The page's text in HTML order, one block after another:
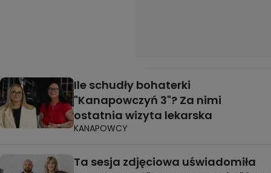
Ile schudły bohaterki
"Kanapowczyń 3"? Za nimi
ostatnia wizyta lekarska
KANAPOWCY
Ta sesja zdjęciowa uświadomiła